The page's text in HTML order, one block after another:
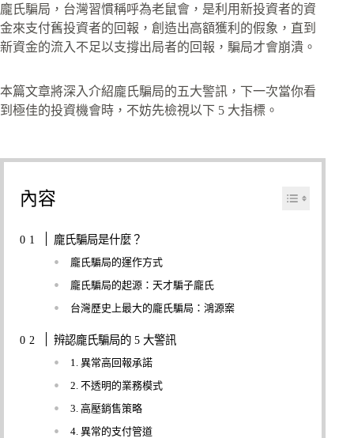
龐氏騙局，台灣習慣稱呼為老鼠會，是利用新投資者的資
金來支付舊投資者的回報，創造出高額獲利的假象，直到
新資金的流入不足以支撐出局者的回報，騙局才會崩潰。
本篇文章將深入介紹龐氏騙局的五大警訊，下一次當你看
到極佳的投資機會時，不妨先檢視以下 5 大指標。
內容
龐氏騙局是什麼？
龐氏騙局的運作方式
龐氏騙局的起源：天才騙子龐氏
台灣歷史上最大的龐氏騙局：鴻源案
辨認龐氏騙局的 5 大警訊
1. 異常高回報承諾
2. 不透明的業務模式
3. 高壓銷售策略
4. 異常的支付管道